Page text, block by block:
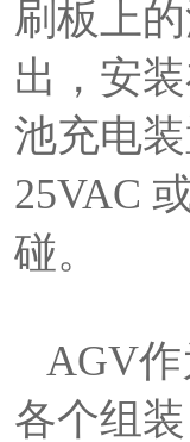
刷板上
出，安
池充电
25VAC
碰。
AGV作
各个组